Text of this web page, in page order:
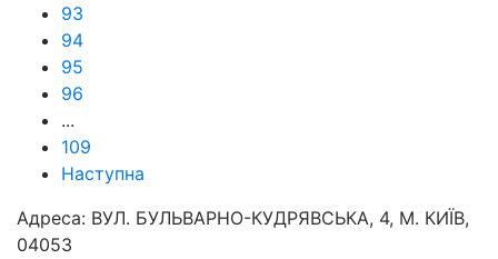
93
94
95
96
...
109
Наступна
Адреса: ВУЛ. БУЛЬВАРНО-КУДРЯВСЬКА, 4, М. КИЇВ,
04053